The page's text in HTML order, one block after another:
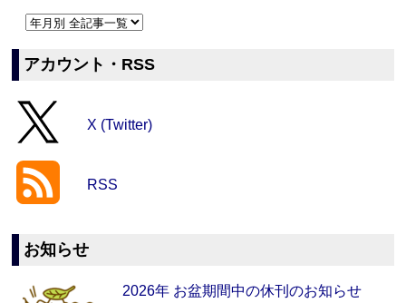
アカウント・RSS
X (Twitter)
RSS
お知らせ
2026年 お盆期間中の休刊のお知らせ